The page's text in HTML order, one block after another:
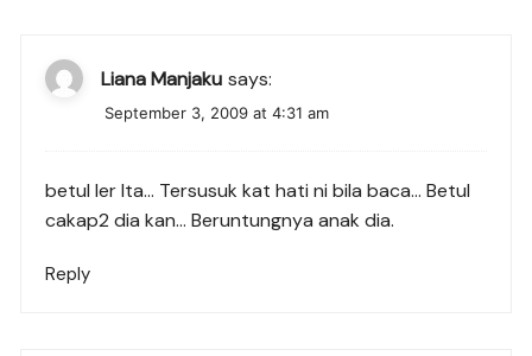
Liana Manjaku says:
September 3, 2009 at 4:31 am
betul ler Ita… Tersusuk kat hati ni bila baca… Betul
cakap2 dia kan… Beruntungnya anak dia.
Reply